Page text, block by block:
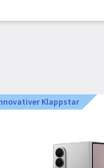
Klappstar